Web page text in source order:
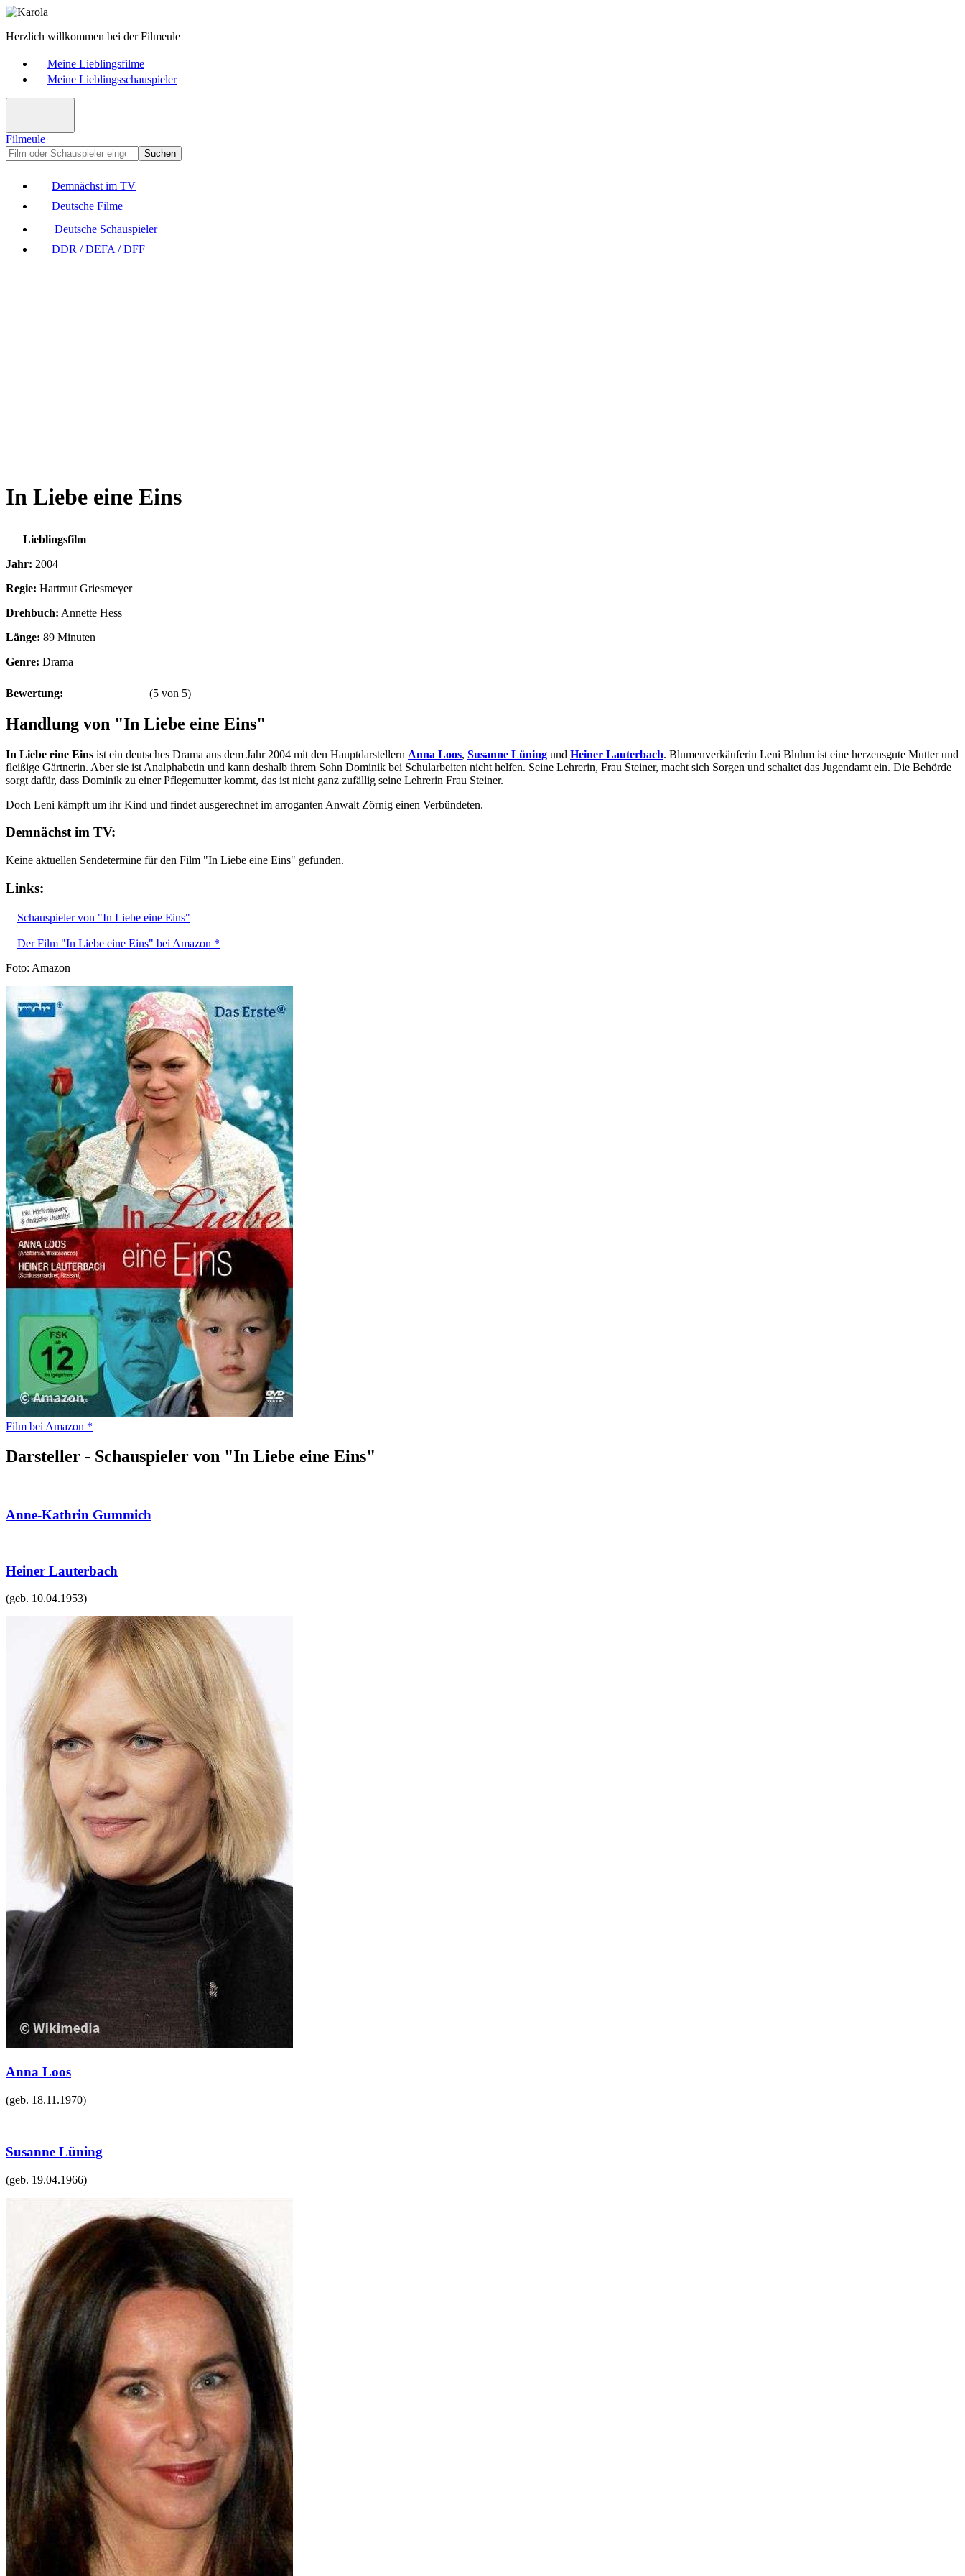
Herzlich willkommen bei der Filmeule
Meine Lieblingsfilme
Meine Lieblingsschauspieler
Filmeule
Suchen
Demnächst im TV
Deutsche Filme
Deutsche Schauspieler
DDR / DEFA / DFF
In Liebe eine Eins
Lieblingsfilm
Jahr: 2004
Regie: Hartmut Griesmeyer
Drehbuch: Annette Hess
Länge: 89 Minuten
Genre: Drama
Bewertung: (5 von 5)
Handlung von "In Liebe eine Eins"
In Liebe eine Eins ist ein deutsches Drama aus dem Jahr 2004 mit den Hauptdarstellern Anna Loos, Susanne Lüning und Heiner Lauterbach. Blumenverkäuferin Leni Bluhm ist eine herzensgute Mutter und
fleißige Gärtnerin. Aber sie ist Analphabetin und kann deshalb ihrem Sohn Dominik bei Schularbeiten nicht helfen. Seine Lehrerin, Frau Steiner, macht sich Sorgen und schaltet das Jugendamt ein. Die Behörde
sorgt dafür, dass Dominik zu einer Pflegemutter kommt, das ist nicht ganz zufällig seine Lehrerin Frau Steiner.
Doch Leni kämpft um ihr Kind und findet ausgerechnet im arroganten Anwalt Zörnig einen Verbündeten.
Demnächst im TV:
Keine aktuellen Sendetermine für den Film "In Liebe eine Eins" gefunden.
Links:
Schauspieler von "In Liebe eine Eins"
Der Film "In Liebe eine Eins" bei Amazon *
Foto: Amazon
Film bei Amazon *
Darsteller - Schauspieler von "In Liebe eine Eins"
Anne-Kathrin Gummich
Heiner Lauterbach
(geb. 10.04.1953)
Anna Loos
(geb. 18.11.1970)
Susanne Lüning
(geb. 19.04.1966)